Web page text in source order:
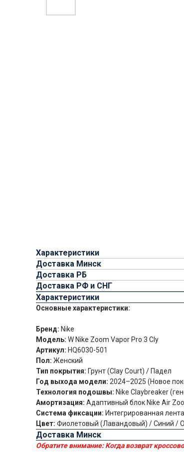
Характеристики
Доставка Минск
Доставка РБ
Доставка РФ и СНГ
Характеристики
Основные характеристики:
Бренд: Nike
Модель: W Nike Zoom Vapor Pro 3 Cly
Артикул: HQ6030-501
Пол: Женский
Тип покрытия: Грунт (Clay Court) / Падел
Год выхода модели: 2024–2025 (Новое
Технология подошвы: Nike Claybreaker
Амортизация: Адаптивный блок Nike Air
Система фиксации: Интегрированная
Цвет: Фиолетовый (Лавандовый) / Синий /
Доставка Минск
Обратите внимание:Когда возврат